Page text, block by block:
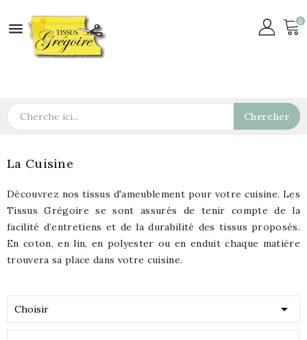
 0
Chercher
La Cuisine
Découvrez nos tissus d'ameublement pour votre cuisine. Les
Tissus Grégoire se sont assurés de tenir compte de la
facilité d’entretiens et de la durabilité des tissus proposés.
En coton, en lin, en polyester ou en enduit chaque matière
trouvera sa place dans votre cuisine.
Choisir 